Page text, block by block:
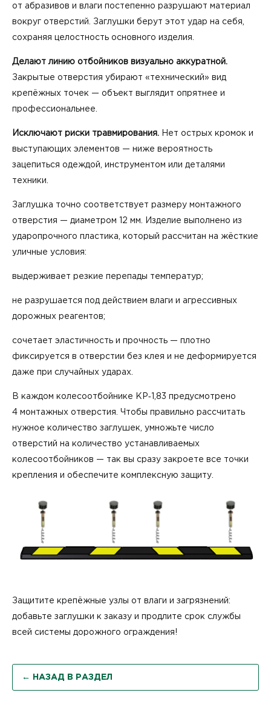
от абразивов и влаги постепенно разрушают материал
вокруг отверстий. Заглушки берут этот удар на себя,
сохраняя целостность основного изделия.
Делают линию отбойников визуально аккуратной.
Закрытые отверстия убирают «технический» вид
крепёжных точек — объект выглядит опрятнее и
профессиональнее.
Исключают риски травмирования. Нет острых кромок и
выступающих элементов — ниже вероятность
зацепиться одеждой, инструментом или деталями
техники.
Заглушка точно соответствует размеру монтажного
отверстия — диаметром 12 мм. Изделие выполнено из
ударопрочного пластика, который рассчитан на жёсткие
уличные условия:
выдерживает резкие перепады температур;
не разрушается под действием влаги и агрессивных
дорожных реагентов;
сочетает эластичность и прочность — плотно
фиксируется в отверстии без клея и не деформируется
даже при случайных ударах.
В каждом колесоотбойнике КР‑1,83 предусмотрено
4 монтажных отверстия. Чтобы правильно рассчитать
нужное количество заглушек, умножьте число
отверстий на количество устанавливаемых
колесоотбойников — так вы сразу закроете все точки
крепления и обеспечите комплексную защиту.
Защитите крепёжные узлы от влаги и загрязнений:
добавьте заглушки к заказу и продлите срок службы
всей системы дорожного ограждения!
← НАЗАД В РАЗДЕЛ